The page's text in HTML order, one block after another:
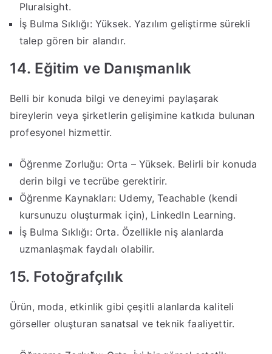
Pluralsight.
İş Bulma Sıklığı: Yüksek. Yazılım geliştirme sürekli
talep gören bir alandır.
14. Eğitim ve Danışmanlık
Belli bir konuda bilgi ve deneyimi paylaşarak
bireylerin veya şirketlerin gelişimine katkıda bulunan
profesyonel hizmettir.
Öğrenme Zorluğu: Orta – Yüksek. Belirli bir konuda
derin bilgi ve tecrübe gerektirir.
Öğrenme Kaynakları: Udemy, Teachable (kendi
kursunuzu oluşturmak için), LinkedIn Learning.
İş Bulma Sıklığı: Orta. Özellikle niş alanlarda
uzmanlaşmak faydalı olabilir.
15. Fotoğrafçılık
Ürün, moda, etkinlik gibi çeşitli alanlarda kaliteli
görseller oluşturan sanatsal ve teknik faaliyettir.